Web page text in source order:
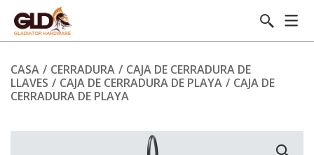
CASA / CERRADURA / CAJA DE CERRADURA DE
LLAVES / CAJA DE CERRADURA DE PLAYA / CAJA DE
CERRADURA DE PLAYA